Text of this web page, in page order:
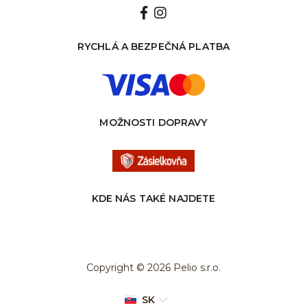
RYCHLÁ A BEZPEČNÁ PLATBA
MOŽNOSTI DOPRAVY
KDE NÁS TAKÉ NAJDETE
Copyright © 2026 Pelio s.r.o.
SK